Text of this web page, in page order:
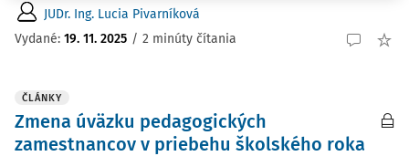
JUDr. Ing. Lucia Pivarníková
Vydané: 19. 11. 2025 / 2 minúty čítania
ČLÁNKY
Zmena úväzku pedagogických
zamestnancov v priebehu školského roka